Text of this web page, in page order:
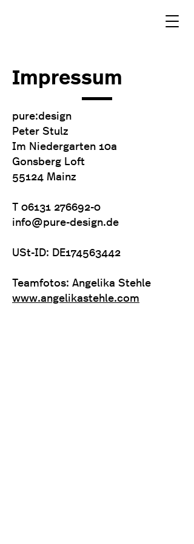
Impressum
pure:design
Peter Stulz
Im Niedergarten 10a
Gonsberg Loft
55124 Mainz
T 06131 276692-0
info@pure-design.de
USt-ID: DE174563442
Teamfotos: Angelika Stehle
www.angelikastehle.com